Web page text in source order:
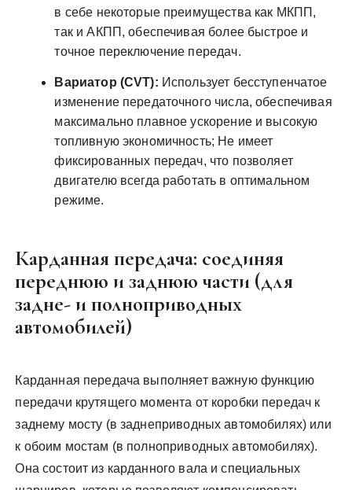
в себе некоторые преимущества как МКПП,
так и АКПП, обеспечивая более быстрое и
точное переключение передач.
Вариатор (CVT): Использует бесступенчатое
изменение передаточного числа, обеспечивая
максимально плавное ускорение и высокую
топливную экономичность; Не имеет
фиксированных передач, что позволяет
двигателю всегда работать в оптимальном
режиме.
Карданная передача: соединяя
переднюю и заднюю части (для
задне- и полноприводных
автомобилей)
Карданная передача выполняет важную функцию
передачи крутящего момента от коробки передач к
заднему мосту (в заднеприводных автомобилях) или
к обоим мостам (в полноприводных автомобилях).
Она состоит из карданного вала и специальных